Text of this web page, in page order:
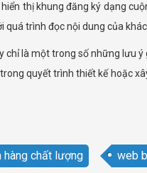
thị khung đăng ký dạng
quá trình đọc nội dung của
chỉ là một trong số những lưu
quyết trình thiết kế hoặc
chất lượng web